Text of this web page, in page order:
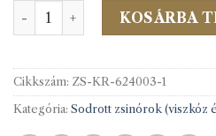
624003 3mm Sodr.zsinór 1
KOSÁRBA
Cikkszám: ZS-KR-624003-1
Kategória: Sodrott zsinórok (viszkóz